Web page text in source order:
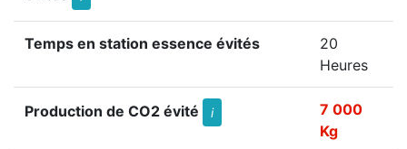
Temps en station essence évités
20
Heures
Production de CO2 évité i
7 000
Kg